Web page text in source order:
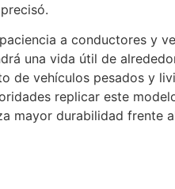
a conductores y
una vida útil de
de vehículos pesados y
replicar este
mayor durabilidad frente